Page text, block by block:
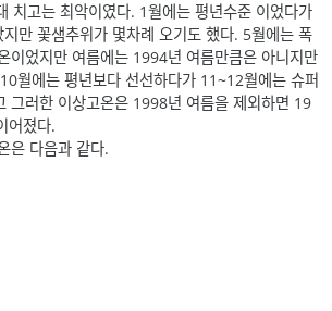
치고는 최악이였다. 1월에는 평년수준 이었다가
만 꽃샘추위가 몇차례 오기도 했다. 5월에는 폭
이었지만 여름에는 1994년 여름만큼은 아니지만
월에는 평년보다 선선하다가 11~12월에는 슈퍼
그러한 이상고온은 1998년 여름을 제외하면 19
어졌다.
은 다음과 같다.